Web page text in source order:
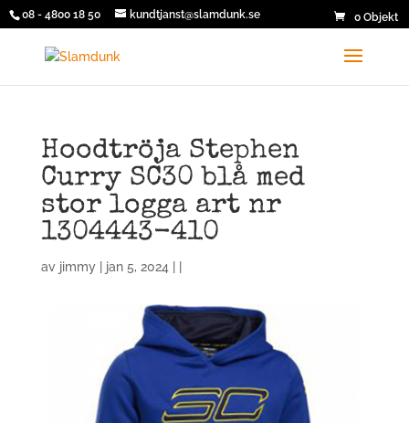
08 - 4800 18 50 kundtjanst@slamdunk.se 0 Objekt
Hoodtröja Stephen
Curry SC30 blå med
stor logga art nr
1304443-410
av jimmy| jan 5, 2024 | |